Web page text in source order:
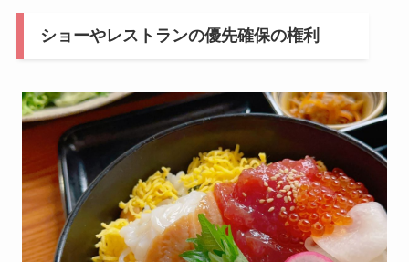
ショーやレストランの優先確保の権利